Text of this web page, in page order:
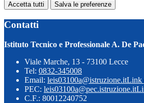
Accetta tutti Salva le preferenze
Contatti
Istituto Tecnico e Professionale A. De
Viale Marche, 13 - 73100 Lecce
Tel: 0832-345008
Email: leis03100a@istruzione.itLink
PEC: leis03100a@pec.istruzione.it
C.F.: 80012240752